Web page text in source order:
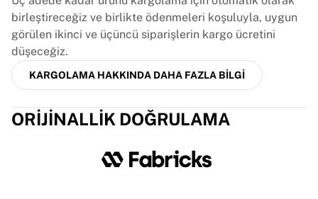
Team Liquid
Nasıl çalışır
Formanızı çerçeveletin
Forma orijinallik doğrulaması
Koleksiyonum
birleştireceğiz ve birlikte ödenmeleri koşuluyla, uygun
görülen ikinci ve üçüncü siparişlerin kargo ücretini
düşeceğiz.
KARGOLAMA HAKKINDA DAHA FAZLA BILGI
ORIJINALLIK DOĞRULAMA